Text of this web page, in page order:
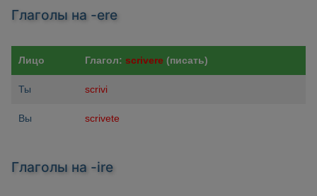
Глаголы на -ere
Лицо Глагол: scrivere (писать)
Ты scrivi
Вы scrivete
Глаголы на -ire